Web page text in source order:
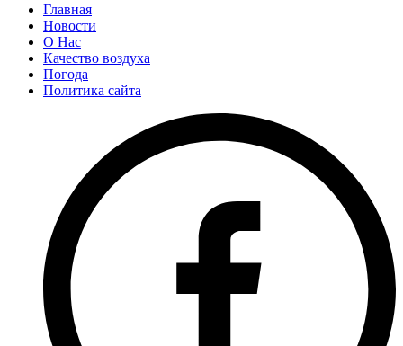
Главная
Новости
О Нас
Качество воздуха
Погода
Политика сайта